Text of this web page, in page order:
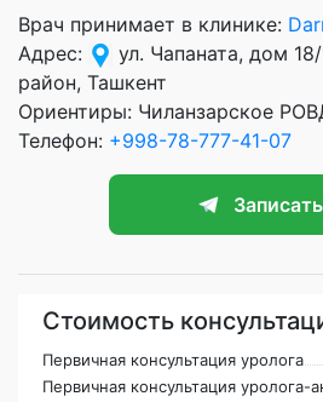
Врач принимает в клинике:
Адрес:
ул. Чапаната, дом
район, Ташкент
Ориентиры: Чиланзарское
Телефон: +998-78-777-41-07
Стоимость
Первичная консультация уролога
Первичная консультация уролога-